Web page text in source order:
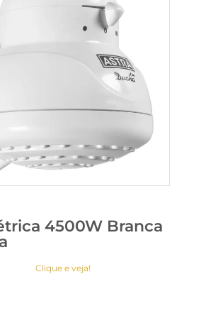
4500W Branca
Clique e veja!